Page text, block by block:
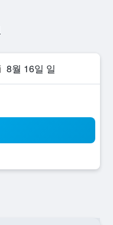
8월 16일 일